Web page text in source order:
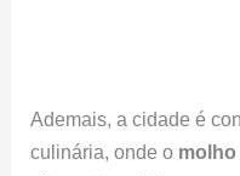
Ademais, a cidade é
culinária, onde o